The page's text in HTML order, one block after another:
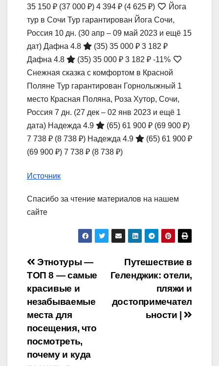
35 150 ₽ (37 000 ₽) 4 394 ₽ (4 625 ₽)
Йога
тур в Сочи Тур гарантирован Йога Сочи,
Россия 10 дн. (30 апр – 09 май 2023 и ещё 15
дат) Дафна 4.8 (35) 35 000 ₽ 3 182 ₽
Дафна 4.8
(35) 35 000 ₽ 3 182 ₽ -11%
Снежная сказка с комфортом в Красной
Поляне Тур гарантирован Горнолыжный 1
место Красная Поляна, Роза Хутор, Сочи,
Россия 7 дн. (27 дек – 02 янв 2023 и ещё 1
дата) Надежда 4.9 (65) 61 900 ₽ (69 900 ₽)
7 738 ₽ (8 738 ₽) Надежда 4.9 (65) 61 900 ₽
(69 900 ₽) 7 738 ₽ (8 738 ₽)
Источник
Спасибо за чтение материалов на нашем
сайте
Навигация
по
записям
Путешествие в
Геленджик: отели,
пляжи и
достопримечател
ьности |
Этнотуры —
ТОП 8 — самые
красивые и
незабываемые
места для
посещения, что
посмотреть,
почему и куда